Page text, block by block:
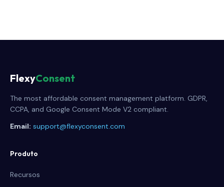
FlexyConsent
The most affordable consent management platform. GDPR,
CCPA, and Google Consent Mode V2 compliant.
Email: support@flexyconsent.com
Produto
Recursos